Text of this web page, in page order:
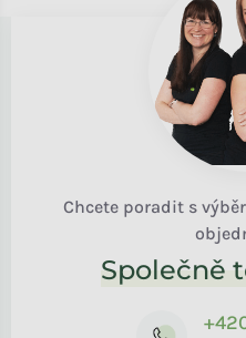
Chcete poradit s
Společně